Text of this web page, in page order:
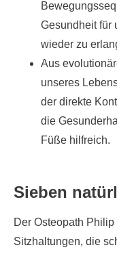
Gesundheit für
wieder zu
Aus
unseres
der direkte
die
Füße hilfreich.
Sieben
Der Osteopath
Sitzhaltungen, die